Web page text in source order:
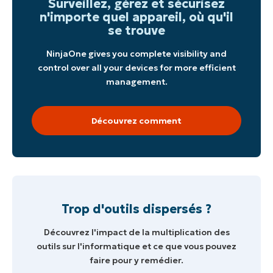
Surveillez, gérez et sécurisez
n'importe quel appareil, où qu'il
se trouve
NinjaOne gives you complete visibility and
control over all your devices for more efficient
management.
Découvrez comment
Trop d'outils dispersés ?
Découvrez l'impact de la multiplication des
outils sur l'informatique et ce que vous pouvez
faire pour y remédier.